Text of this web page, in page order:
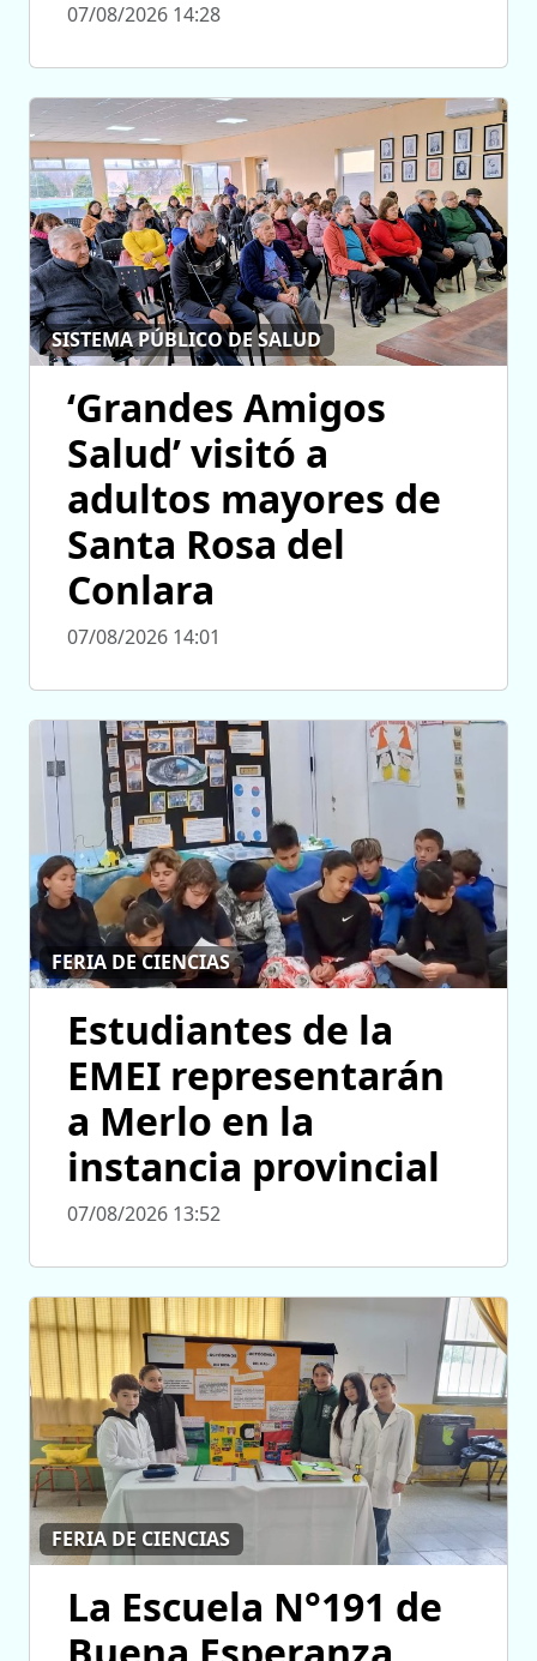
07/08/2026 14:28
SISTEMA PÚBLICO DE SALUD
‘Grandes Amigos
Salud’ visitó a
adultos mayores de
Santa Rosa del
Conlara
07/08/2026 14:01
FERIA DE CIENCIAS
Estudiantes de la
EMEI representarán
a Merlo en la
instancia provincial
07/08/2026 13:52
FERIA DE CIENCIAS
La Escuela N°191 de